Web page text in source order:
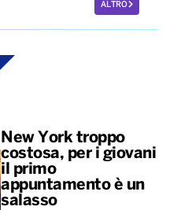
ALTRO
New York troppo
costosa, per i giovani
il primo
appuntamento è un
salasso